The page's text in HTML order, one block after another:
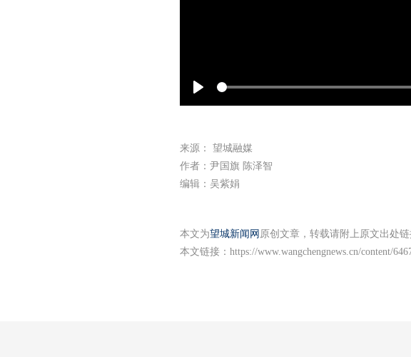
Play
来源： 望城融媒
作者：尹国旗 陈泽智
编辑：吴紫娟
本文为望城新闻网 原创文章，转载请附上原文出处链
本文链接： https://www.wangchengnews.cn/content/